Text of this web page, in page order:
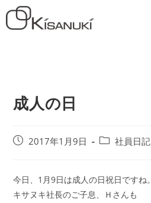
成人の日
2017年1月9日 社員日記
今日、1月9日は成人の日祝日ですね。
キサヌキ社長のご子息、Ｈさんも